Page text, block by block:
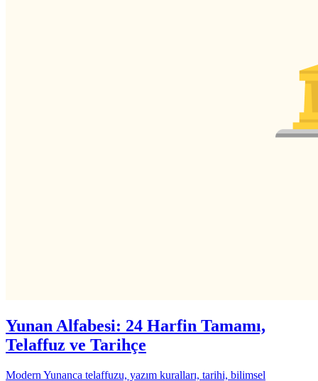
Yunan Alfabesi: 24 Harfin Tamamı,
Telaffuz ve Tarihçe
Modern Yunanca telaffuzu, yazım kuralları, tarihi, bilimsel